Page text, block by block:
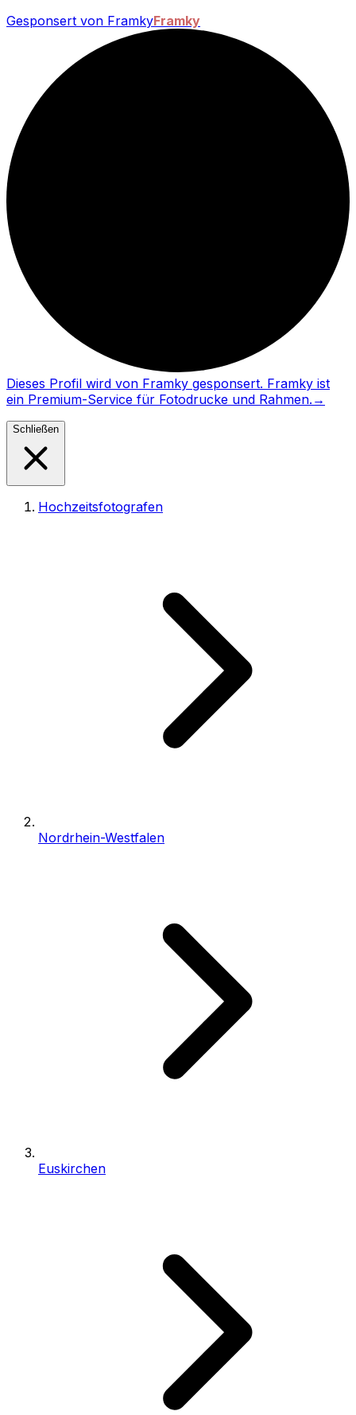
Gesponsert von FramkyFramky
Dieses Profil wird von Framky gesponsert. Framky ist
ein Premium-Service für Fotodrucke und Rahmen. →
Schließen
Hochzeitsfotografen
Nordrhein-Westfalen
Euskirchen